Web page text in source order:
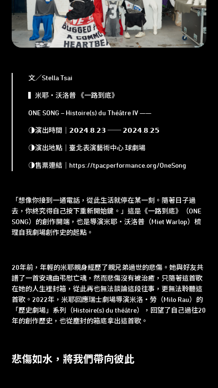
文／Stella Tsai
▍米耶・沃洛普 《一路到底》
ONE SONG – Histoire(s) du Théâtre IV ——
◑演出時間｜𝟮𝟬𝟮𝟰.𝟴.𝟮𝟯 ── 𝟮𝟬𝟮𝟰.𝟴.𝟮𝟱
◑演出地點｜臺北表演藝術中心 球劇場
◑售票連結｜ https://tpacperformance.org/OneSong
「想像你接到一通電話，從此生活就停在某一刻。隨著日子過
去，你終究得自己按下重新開始鍵。」這是《一路到底》（ONE
SONG）的創作開端，也是導演米耶・沃洛普（Miet Warlop）梳
理自我劇場創作史的起點。
20年前，年輕的米耶親身經歷了親兄弟過世的悲傷。她與好友共
譜了一首安魂曲弔慰亡魂，然而悲傷沒有被治癒，只隨著這首歌
在她的人生裡封箱，從此再也無法談論這段往事，更無法聆聽這
首歌。2022年，米耶回應瑞士劇場導演米洛・勞（Milo Rau）的
「歷史劇場」系列（Histoire(s) du théâtre），回望了自己過往20
年的創作歷史，也從塵封的箱底拿出這首歌。
悲傷如水，將我們帶向彼此